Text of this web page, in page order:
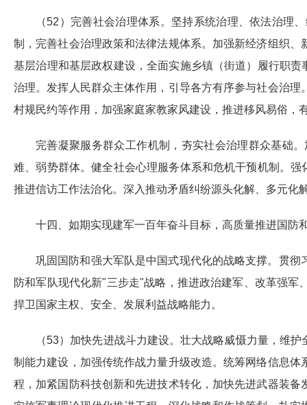
（52）完善社会治理体系。坚持系统治理、依法治理
制，完善社会治理政策和法律法规体系。加强新经济组织
基层治理和基层政权建设，全面实施乡镇（街道）履行职
治理。发挥人民群众主体作用，引导各方有序参与社会治
村规民约等作用，加强家庭家教家风建设，推进移风易俗，
完善凝聚服务群众工作机制，夯实社会治理群众基础
难、弱势群体。健全社会心理服务体系和危机干预机制。
推进信访工作法治化。深入推动矛盾纠纷源头化解、多元
十四、如期实现建军一百年奋斗目标，高质量推进国防
巩固国防和强大军队是中国式现代化的战略支撑。贯
防和军队现代化新"三步走"战略，推进政治建军、改革强
捍卫国家主权、安全、发展利益战略能力。
（53）加快先进战斗力建设。壮大战略威慑力量，维
制能力建设，加强传统作战力量升级改造。统筹网络信息
程，加紧国防科技创新和先进技术转化，加快先进武器装